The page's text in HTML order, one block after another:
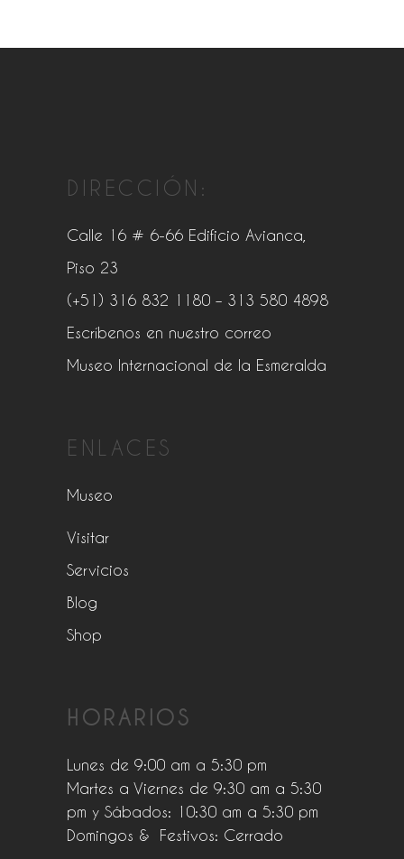
DIRECCIÓN:
Calle 16 # 6-66 Edificio Avianca,
Piso 23
(+51) 316 832 1180 – 313 580 4898
Escríbenos en nuestro correo
Museo Internacional de la Esmeralda
ENLACES
Museo
Visitar
Servicios
Blog
Shop
HORARIOS
Lunes de 9:00 am a 5:30 pm
Martes a Viernes de 9:30 am a 5:30
pm y Sábados: 10:30 am a 5:30 pm
Domingos & Festivos: Cerrado